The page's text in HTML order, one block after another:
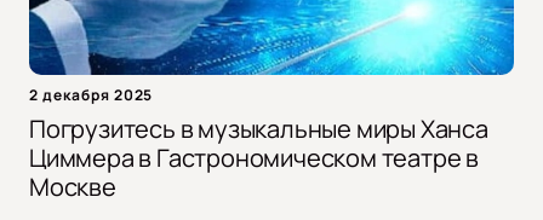
2 декабря 2025
Погрузитесь в музыкальные миры Ханса
Циммера в Гастрономическом театре в
Москве